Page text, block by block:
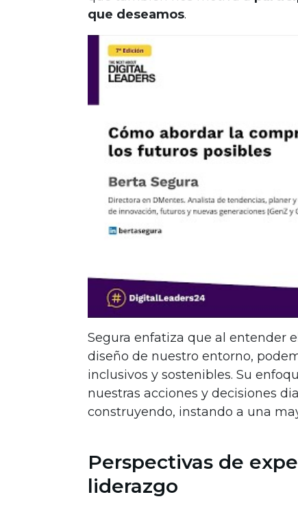
que deseamos.
Segura enfatiza que al entender
diseño de nuestro entorno,
inclusivos y sostenibles. Su
nuestras acciones y decisiones
construyendo, instando a una
Perspectivas de
liderazgo